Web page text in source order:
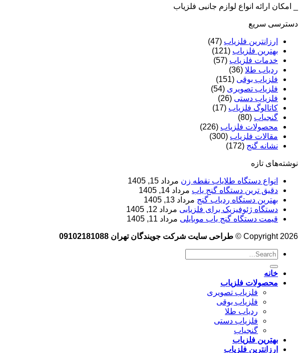
_ امکان ارائه انواع لوازم جانبی فلزیاب
دسترسی سریع
ارزانترین فلزیاب (47)
بهترین فلزیاب (121)
خدمات فلزیاب (57)
ردیاب طلا (36)
فلزیاب بوقی (151)
فلزیاب تصویری (54)
فلزیاب دستی (26)
کاتالوگ فلزیاب (17)
گنجیاب (80)
محصولات فلزیاب (226)
مقالات فلزیاب (300)
نشانه گنج (172)
نوشته‌های تازه
انواع دستگاه طلایاب نقطه زن مرداد 15, 1405
دقیق ترین دستگاه گنج یاب مرداد 14, 1405
بهترین دستگاه ردیاب گنج مرداد 13, 1405
دستگاه ژئوفیزیک برای فلزیابی مرداد 12, 1405
قیمت دستگاه گنج یاب موبایلی مرداد 11, 1405
Copyright 2026 © طراحی سایت شرکت جویندگان تهران 09102181088
خانه
محصولات فلزیاب
فلزیاب تصویری
فلزیاب بوقی
ردیاب طلا
فلزیاب دستی
گنجیاب
بهترین فلزیاب
ارزانترین فلزیاب